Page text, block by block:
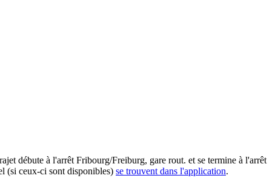
débute à l'arrêt Fribourg/Freiburg, gare rout. et se termine à l'arrêt
(si ceux-ci sont disponibles) se trouvent dans l'application.